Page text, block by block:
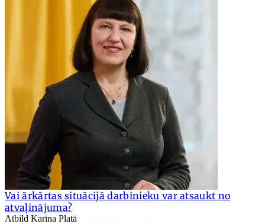
Vai ārkārtas situācijā darbinieku var atsaukt no
atvaļinājuma?
Atbild Karīna Platā